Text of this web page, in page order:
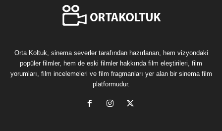
Orta Koltuk, sinema severler tarafından hazırlanan, hem vizyondaki
popüler filmler, hem de eski filmler hakkında film eleştirileri, film
yorumları, film incelemeleri ve film fragmanları yer alan bir sinema film
platformudur.